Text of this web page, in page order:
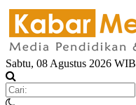
Sabtu, 08 Agustus 2026 WIB